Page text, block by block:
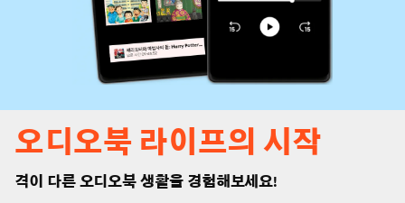
오디오북 라이프의 시작
격이 다른 오디오북 생활을 경험해보세요!